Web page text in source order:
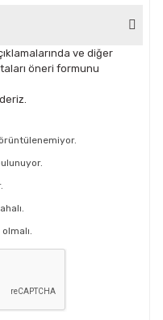
ve diğer
öneri formunu